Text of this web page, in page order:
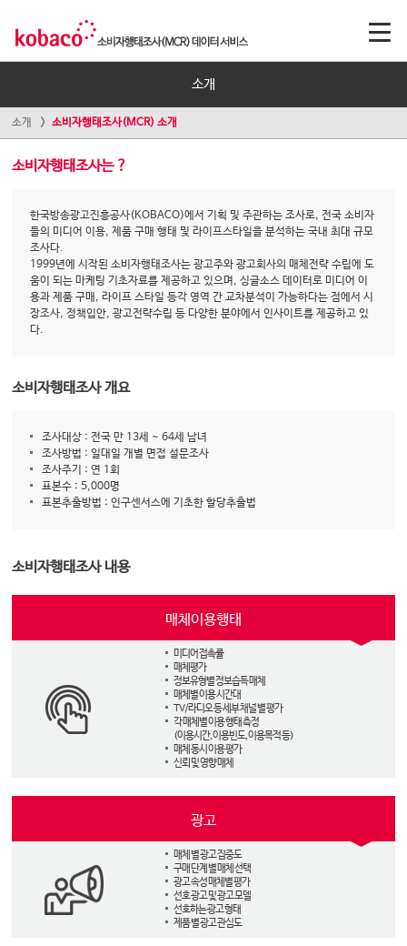
소개
소개 소비자행태조사(MCR) 소개
소비자행태조사는 ?
한국방송광고진흥공사(KOBACO)에서 기획 및 주관하는 조사로, 전국 소비자
들의 미디어 이용, 제품 구매 행태 및 라이프스타일을 분석하는 국내 최대 규모
조사다.
1999년에 시작된 소비자행태조사는 광고주와 광고회사의 매체전략 수립에 도
움이 되는 마케팅 기초자료를 제공하고 있으며, 싱글소스 데이터로 미디어 이
용과 제품 구매, 라이프 스타일 등각 영역 간 교차분석이 가능하다는 점에서 시
장조사, 정책입안, 광고전략수립 등 다양한 분야에서 인사이트를 제공하고 있
다.
소비자행태조사 개요
조사대상 : 전국 만 13세 ~ 64세 남녀
조사방법 : 일대일 개별 면접 설문조사
조사주기 : 연 1회
표본수 : 5,000명
표본추출방법 : 인구센서스에 기초한 할당추출법
소비자행태조사 내용
매체이용행태
미디어 접촉률
매체평가
정보유형별 정보습득 매체
매체별 이용 시간대
TV/라디오 등 세부 채널 별 평가
각 매체별 이용 행태 측정
(이용시간, 이용빈도, 이용목적 등)
매체 동시 이용 평가
신뢰 및 영향 매체
광고
매체 별 광고 집중도
구매 단계 별 매체 선택
광고 속성 매체별 평가
선호 광고 및 광고 모델
선호하는 광고 형태
제품 별 광고 관심도